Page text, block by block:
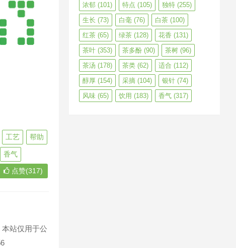
工艺 帮助
香气
点赞(317)
站仅用于公
浓郁 (101) 特点 (105) 独特 (255)
生长 (73) 白毫 (76) 白茶 (100)
红茶 (65) 绿茶 (128) 花香 (131)
茶叶 (353) 茶多酚 (90) 茶树 (96)
茶汤 (178) 茶类 (62) 适合 (112)
醇厚 (154) 采摘 (104) 银针 (74)
风味 (65) 饮用 (183) 香气 (317)